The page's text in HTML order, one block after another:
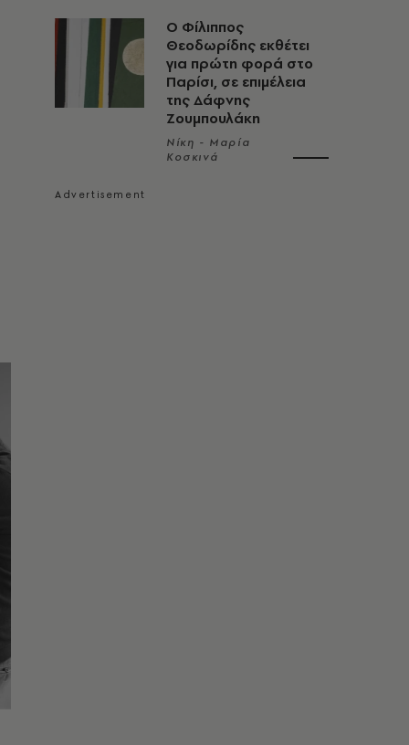
Ο Φίλιππος
Θεοδωρίδης εκθέτει
για πρώτη φορά στο
Παρίσι, σε επιμέλεια
της Δάφνης
Ζουμπουλάκη
Νίκη - Μαρία
Κοσκινά